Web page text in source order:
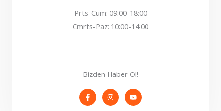
Prts-Cum: 09:00-18:00
Cmrts-Paz: 10:00-14:00
Bizden Haber Ol!